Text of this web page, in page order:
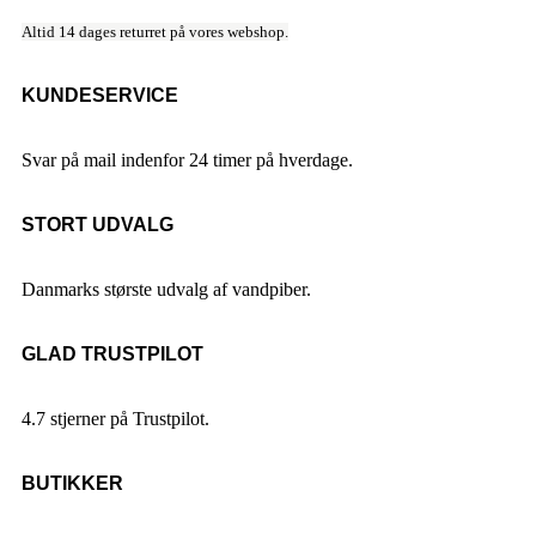
Altid 14 dages returret på vores webshop.
KUNDESERVICE
Svar på mail indenfor 24 timer på hverdage.
STORT UDVALG
Danmarks største udvalg af vandpiber.
GLAD TRUSTPILOT
4.7 stjerner på Trustpilot.
BUTIKKER